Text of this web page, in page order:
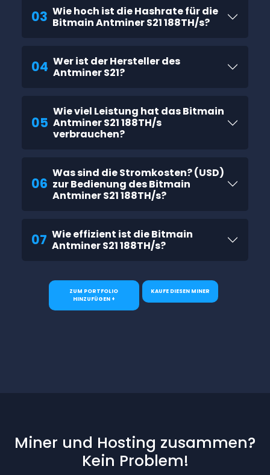
03 Wie hoch ist die Hashrate für die
Bitmain Antminer S21 188TH/s?
04 Wer ist der Hersteller des
Antminer S21?
05
Wie viel Leistung hat das Bitmain
Antminer S21 188TH/s
verbrauchen?
06
Was sind die Stromkosten? (USD)
zur Bedienung des Bitmain
Antminer S21 188TH/s?
07 Wie effizient ist die Bitmain
Antminer S21 188TH/s?
ZUM PORTFOLIO
HINZUFÜGEN +
KAUFE DIESEN MINER
Miner und Hosting zusammen?
Kein Problem!